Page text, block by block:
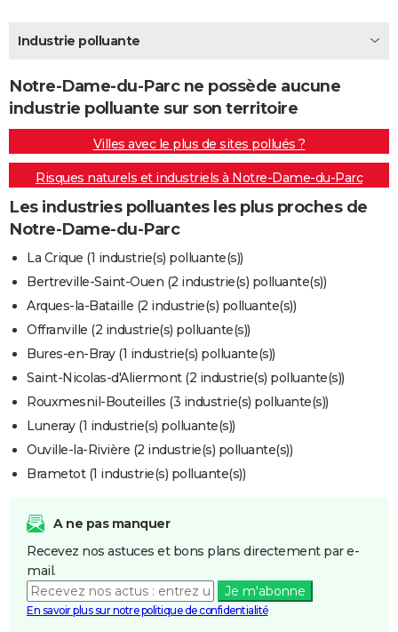
BONS PLANS
CARTE DE VOEUX
Carte de Noël
Carte Bonne année
Carte Saint-Valentin
Carte Pâques
Carte d'anniversaire
DICTIONNAIRE
Dictionnaire
Biographies
Citations
Expressions
Proverbes
PROGRAMME TV
COPAINS D'AVANT
Se connecter
Primaires
Universités
Entreprises
Service militaire
Avis de recherche
AVIS DE DÉCÈS
FORUM
Industrie polluante
Notre-Dame-du-Parc ne possède aucune
industrie polluante sur son territoire
Villes avec le plus de sites pollués ?
Risques naturels et industriels à Notre-Dame-du-Parc
Les industries polluantes les plus proches de
Notre-Dame-du-Parc
La Crique (1 industrie(s) polluante(s))
Bertreville-Saint-Ouen (2 industrie(s) polluante(s))
Arques-la-Bataille (2 industrie(s) polluante(s))
Offranville (2 industrie(s) polluante(s))
Bures-en-Bray (1 industrie(s) polluante(s))
Saint-Nicolas-d'Aliermont (2 industrie(s) polluante(s))
Rouxmesnil-Bouteilles (3 industrie(s) polluante(s))
Luneray (1 industrie(s) polluante(s))
Ouville-la-Rivière (2 industrie(s) polluante(s))
Brametot (1 industrie(s) polluante(s))
A ne pas manquer
Recevez nos astuces et bons plans directement par e-
mail.
Je m'abonne
En savoir plus sur notre politique de confidentialité